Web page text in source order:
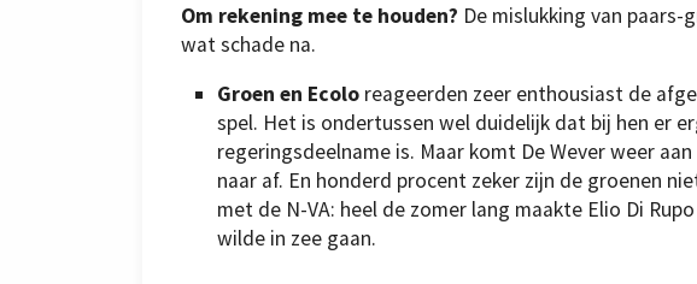
Om rekening mee te houden? De mislukking van
wat schade na.
Groen en Ecolo reageerden zeer enthousiast de
spel. Het is ondertussen wel duidelijk dat bij hen er
regeringsdeelname is. Maar komt De Wever weer
naar af. En honderd procent zeker zijn de groenen
met de N-VA: heel de zomer lang maakte Elio Di
wilde in zee gaan.